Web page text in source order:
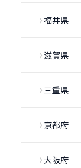
福井県
滋賀県
三重県
京都府
大阪府